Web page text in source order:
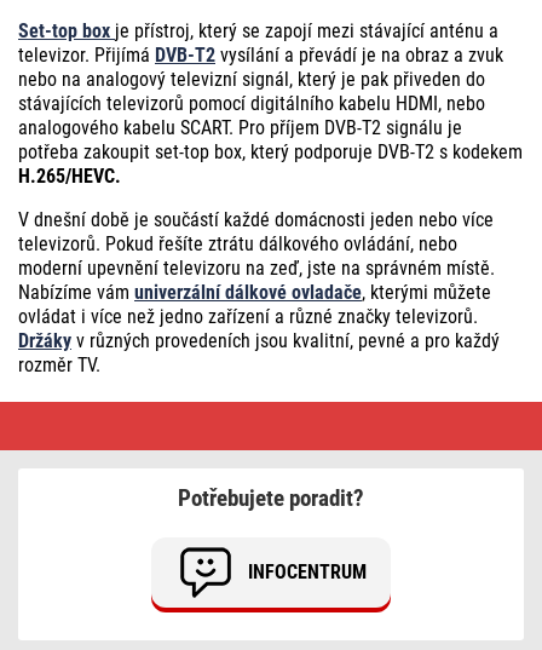
Set-top box je přístroj, který se zapojí mezi stávající anténu a
televizor. Přijímá DVB-T2 vysílání a převádí je na obraz a zvuk
nebo na analogový televizní signál, který je pak přiveden do
stávajících televizorů pomocí digitálního kabelu HDMI, nebo
analogového kabelu SCART. Pro příjem DVB-T2 signálu je
potřeba zakoupit set-top box, který podporuje DVB-T2 s kodekem
H.265/HEVC.
V dnešní době je součástí každé domácnosti jeden nebo více
televizorů. Pokud řešíte ztrátu dálkového ovládání, nebo
moderní upevnění televizoru na zeď, jste na správném místě.
Nabízíme vám univerzální dálkové ovladače, kterými můžete
ovládat i více než jedno zařízení a různé značky televizorů.
Držáky v různých provedeních jsou kvalitní, pevné a pro každý
rozměr TV.
boxy
Potřebujete poradit?
INFOCENTRUM